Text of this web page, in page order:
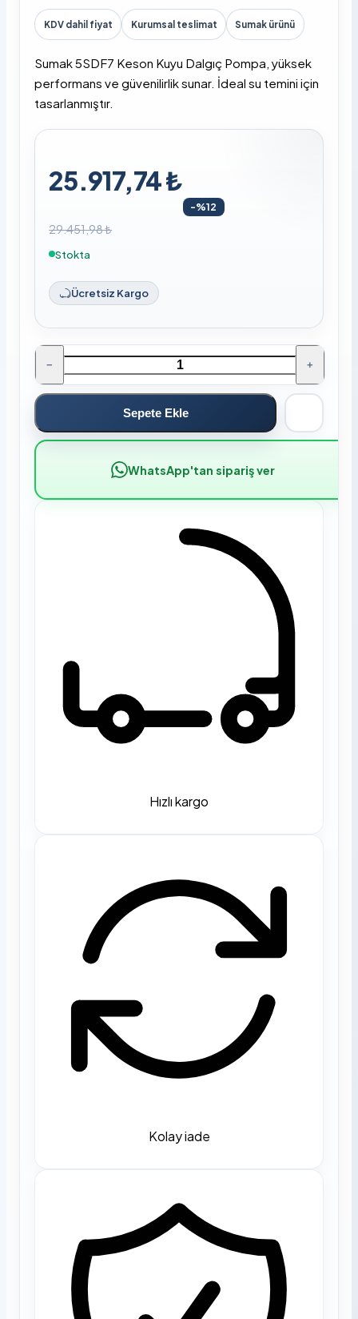
KDV dahil fiyat Kurumsal teslimat Sumak ürünü
Sumak 5SDF7 Keson Kuyu Dalgıç Pompa, yüksek
performans ve güvenilirlik sunar. İdeal su temini için
tasarlanmıştır.
25.917,74 ₺
-%12
29.451,98 ₺
Stokta
Ücretsiz Kargo
− +
Sepete Ekle
WhatsApp'tan sipariş ver
Hızlı kargo
Kolay iade